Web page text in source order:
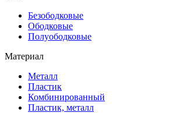
Безободковые
Ободковые
Полуободковые
Материал
Металл
Пластик
Комбинированный
Пластик, металл